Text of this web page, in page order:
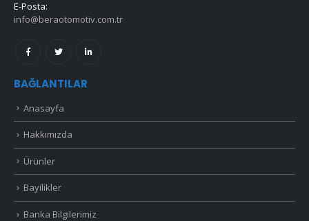
E-Posta:
info@beraotomotiv.com.tr
BAĞLANTILAR
Anasayfa
Hakkımızda
Ürünler
Bayilikler
Banka Bilgilerimiz